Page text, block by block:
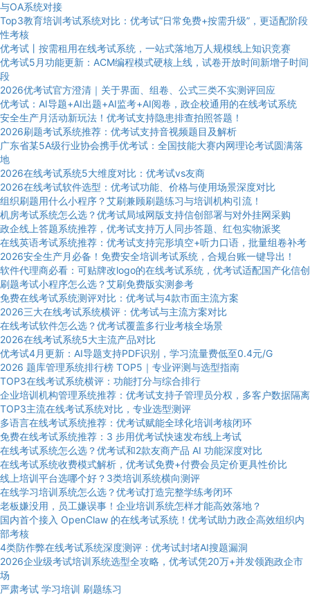
与OA系统对接
Top3教育培训考试系统对比：优考试“日常免费+按需升级”，更适配阶段
性考核
优考试丨按需租用在线考试系统，一站式落地万人规模线上知识竞赛
优考试5月功能更新：ACM编程模式硬核上线，试卷开放时间新增子时间
段
2026优考试官方澄清｜关于界面、组卷、公式三类不实测评回应
优考试：AI导题+AI出题+AI监考+AI阅卷，政企校通用的在线考试系统
安全生产月活动新玩法！优考试支持隐患排查拍照答题！
2026刷题考试系统推荐：优考试支持音视频题目及解析
广东省某5A级行业协会携手优考试：全国技能大赛内网理论考试圆满落
地
2026在线考试系统5大维度对比：优考试vs友商
2026在线考试软件选型：优考试功能、价格与使用场景深度对比
组织刷题用什么小程序？艾刷兼顾刷题练习与培训机构引流！
机房考试系统怎么选？优考试局域网版支持信创部署与对外挂网采购
政企线上答题系统推荐，优考试支持万人同步答题、红包实物派奖
在线英语考试系统推荐：优考试支持完形填空+听力口语，批量组卷补考
2026安全生产月必备！免费安全培训考试系统，合规台账一键导出！
软件代理商必看：可贴牌改logo的在线考试系统，优考试适配国产化信创
刷题考试小程序怎么选？艾刷免费版实测参考
免费在线考试系统测评对比：优考试与4款市面主流方案
2026三大在线考试系统横评：优考试与主流方案对比
在线考试软件怎么选？优考试覆盖多行业考核全场景
2026在线考试系统5大主流产品对比
优考试4月更新：AI导题支持PDF识别，学习流量费低至0.4元/G
2026 题库管理系统排行榜 TOP5｜专业评测与选型指南
TOP3在线考试系统横评：功能打分与综合排行
企业培训机构管理系统推荐：优考试支持子管理员分权，多客户数据隔离
TOP3主流在线考试系统对比，专业选型测评
多语言在线考试系统推荐：优考试赋能全球化培训考核闭环
免费在线考试系统推荐：3 步用优考试快速发布线上考试
在线考试系统怎么选？优考试和2款友商产品 AI 功能深度对比
在线考试系统收费模式解析，优考试免费+付费会员定价更具性价比
线上培训平台选哪个好？3类培训系统横向测评
在线学习培训系统怎么选？优考试打造完整学练考闭环
老板嫌没用，员工嫌误事！企业培训系统怎样才能高效落地？
国内首个接入 OpenClaw 的在线考试系统！优考试助力政企高效组织内
部考核
4类防作弊在线考试系统深度测评：优考试封堵AI搜题漏洞
2026企业级考试培训系统选型全攻略，优考试凭20万+并发领跑政企市
场
严肃考试 学习培训 刷题练习